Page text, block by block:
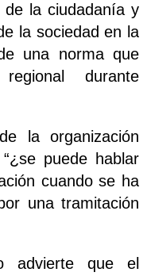
de la ciudadanía y
la sociedad en la
una norma que
durante
la organización
puede hablar
cuando se ha
una tramitación
advierte que el